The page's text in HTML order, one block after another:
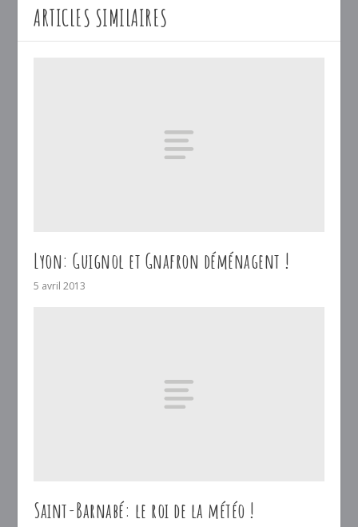
ARTICLES SIMILAIRES
Lyon: Guignol et Gnafron déménagent !
5 avril 2013
Saint-Barnabé: le roi de la météo !